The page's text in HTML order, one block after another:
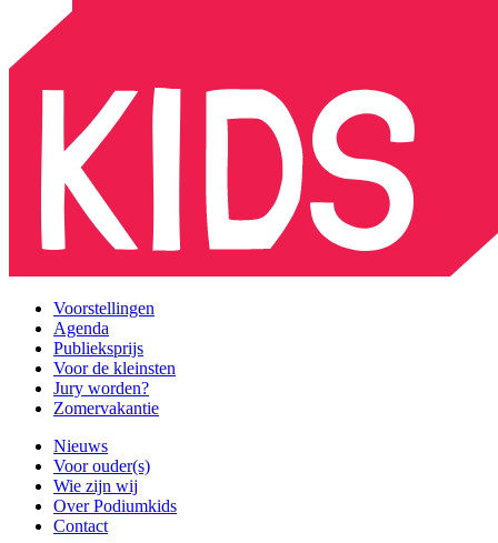
Voorstellingen
Agenda
Publieksprijs
Voor de kleinsten
Jury worden?
Zomervakantie
Nieuws
Voor ouder(s)
Wie zijn wij
Over Podiumkids
Contact